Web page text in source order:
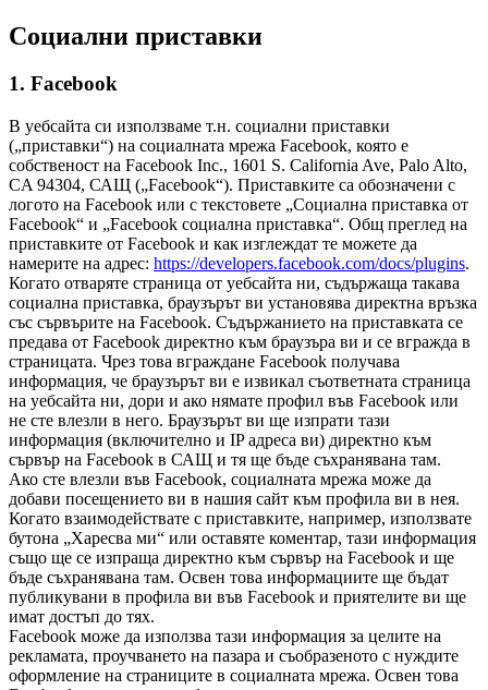
Социални приставки
1. Facebook
В уебсайта си използваме т.н. социални приставки
(„приставки“) на социалната мрежа Facebook, която е
собственост на Facebook Inc., 1601 S. California Ave, Palo Alto,
CA 94304, САЩ („Facebook“). Приставките са обозначени с
логото на Facebook или с текстовете „Социална приставка от
Facebook“ и „Facebook социална приставка“. Общ преглед на
приставките от Facebook и как изглеждат те можете да
намерите на адрес: https://developers.facebook.com/docs/plugins.
Когато отваряте страница от уебсайта ни, съдържаща такава
социална приставка, браузърът ви установява директна връзка
със сървърите на Facebook. Съдържанието на приставката се
предава от Facebook директно към браузъра ви и се вгражда в
страницата. Чрез това вграждане Facebook получава
информация, че браузърът ви е извикал съответната страница
на уебсайта ни, дори и ако нямате профил във Facebook или
не сте влезли в него. Браузърът ви ще изпрати тази
информация (включително и IP адреса ви) директно към
сървър на Facebook в САЩ и тя ще бъде съхранявана там.
Ако сте влезли във Facebook, социалната мрежа може да
добави посещението ви в нашия сайт към профила ви в нея.
Когато взаимодействате с приставките, например, използвате
бутона „Харесва ми“ или оставяте коментар, тази информация
също ще се изпраща директно към сървър на Facebook и ще
бъде съхранявана там. Освен това информациите ще бъдат
публикувани в профила ви във Facebook и приятелите ви ще
имат достъп до тях.
Facebook може да използва тази информация за целите на
рекламата, проучването на пазара и съобразеното с нуждите
оформление на страниците в социалната мрежа. Освен това